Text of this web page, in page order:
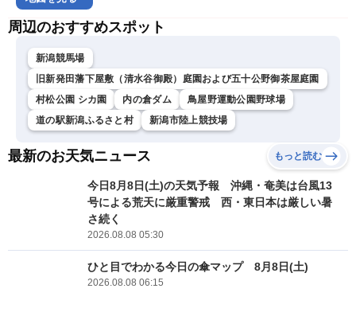
周辺のおすすめスポット
新潟競馬場
旧新発田藩下屋敷（清水谷御殿）庭園および五十公野御茶屋庭園
村松公園 シカ園
内の倉ダム
鳥屋野運動公園野球場
道の駅新潟ふるさと村
新潟市陸上競技場
最新のお天気ニュース もっと読む
今日8月8日(土)の天気予報 沖縄・奄美は台風13
号による荒天に厳重警戒 西・東日本は厳しい暑
さ続く
2026.08.08 05:30
ひと目でわかる今日の傘マップ 8月8日(土)
2026.08.08 06:15